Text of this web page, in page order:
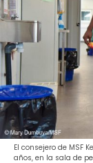
El consejero de MSF
años, en la sala de